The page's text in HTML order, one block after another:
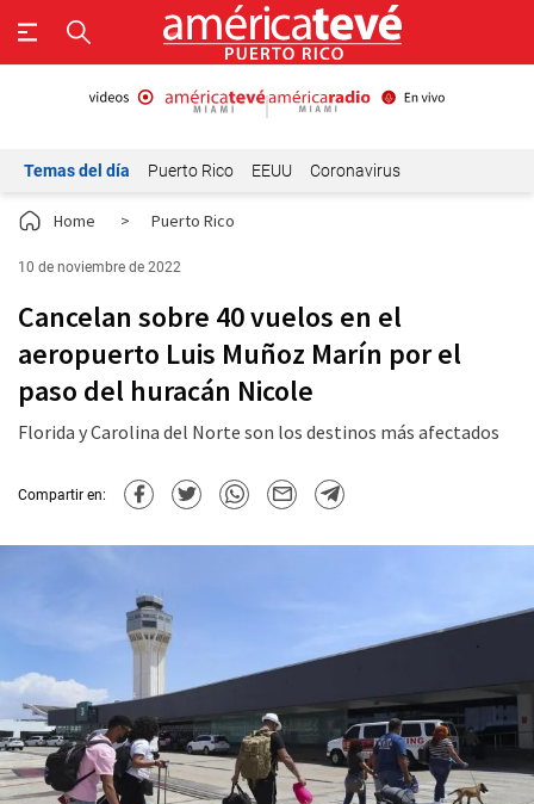
Temas del día Puerto Rico EEUU Coronavirus
Home > Puerto Rico
10 de noviembre de 2022
Cancelan sobre 40 vuelos en el
aeropuerto Luis Muñoz Marín por el
paso del huracán Nicole
Florida y Carolina del Norte son los destinos más afectados
Compartir en: